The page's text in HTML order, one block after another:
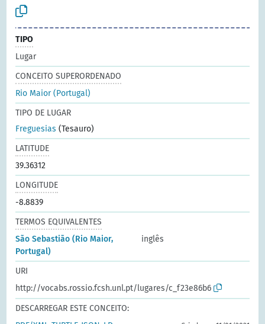
TIPO
Lugar
CONCEITO SUPERORDENADO
Rio Maior (Portugal)
TIPO DE LUGAR
Freguesias (Tesauro)
LATITUDE
39.36312
LONGITUDE
-8.8839
TERMOS EQUIVALENTES
São Sebastião (Rio Maior,
Portugal)
inglês
URI
http://vocabs.rossio.fcsh.unl.pt/lugares/c_f23e86b6
DESCARREGAR ESTE CONCEITO: